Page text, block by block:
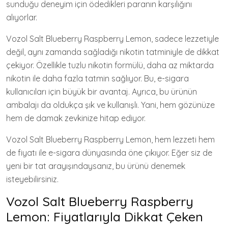
sunduğu deneyim için ödedikleri paranın karşılığını
alıyorlar.
Vozol Salt Blueberry Raspberry Lemon, sadece lezzetiyle
değil, aynı zamanda sağladığı nikotin tatminiyle de dikkat
çekiyor. Özellikle tuzlu nikotin formülü, daha az miktarda
nikotin ile daha fazla tatmin sağlıyor. Bu, e-sigara
kullanıcıları için büyük bir avantaj. Ayrıca, bu ürünün
ambalajı da oldukça şık ve kullanışlı. Yani, hem gözünüze
hem de damak zevkinize hitap ediyor.
Vozol Salt Blueberry Raspberry Lemon, hem lezzeti hem
de fiyatı ile e-sigara dünyasında öne çıkıyor. Eğer siz de
yeni bir tat arayışındaysanız, bu ürünü denemek
isteyebilirsiniz.
Vozol Salt Blueberry Raspberry
Lemon: Fiyatlarıyla Dikkat Çeken